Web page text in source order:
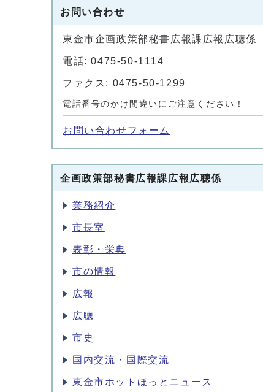
お問い合わせ
東金市企画政策部秘書広報課広報広聴係
電話: 0475-50-1114
ファクス: 0475-50-1299
電話番号のかけ間違いにご注意ください！
お問い合わせフォーム
企画政策部秘書広報課広報広聴係
業務紹介
市長室
表彰・栄典
市の情報
広報
広聴
市史
国内交流・国際交流
東金市ホットほっとニュース